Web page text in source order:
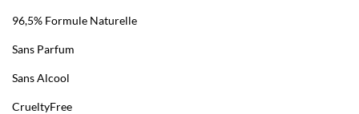
96,5% Formule Naturelle
Sans Parfum
Sans Alcool
CrueltyFree